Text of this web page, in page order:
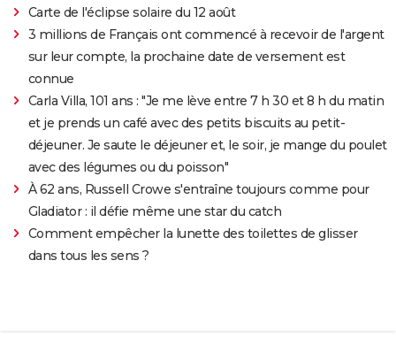
Carte de l'éclipse solaire du 12 août
3 millions de Français ont commencé à recevoir de l'argent
sur leur compte, la prochaine date de versement est
connue
Carla Villa, 101 ans : "Je me lève entre 7 h 30 et 8 h du matin
et je prends un café avec des petits biscuits au petit-
déjeuner. Je saute le déjeuner et, le soir, je mange du poulet
avec des légumes ou du poisson"
À 62 ans, Russell Crowe s'entraîne toujours comme pour
Gladiator : il défie même une star du catch
Comment empêcher la lunette des toilettes de glisser
dans tous les sens ?